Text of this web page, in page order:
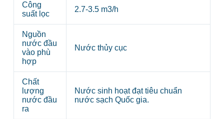
Công
suất lọc
2.7-3.5 m3/h
Nguồn
nước đầu
vào phù
hợp
Nước thủy cục
Chất
lượng
nước đầu
ra
Nước sinh hoạt đạt tiêu chuẩn
nước sạch Quốc gia.